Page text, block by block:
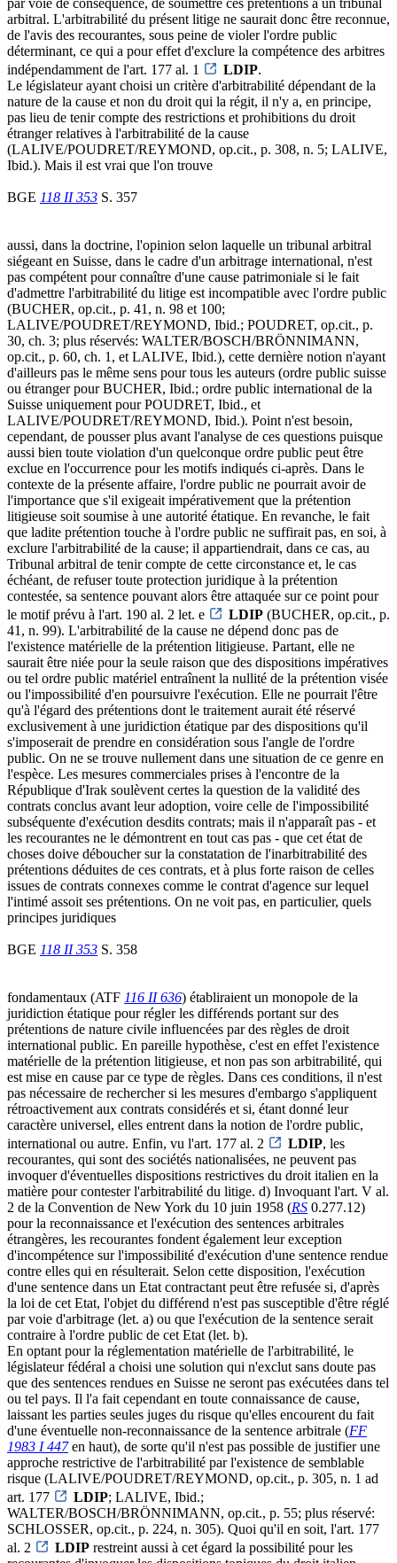
arbitral. L'arbitrabilité du présent litige ne saurait donc être reconnue,
de l'avis des recourantes, sous peine de violer l'ordre public
déterminant, ce qui a pour effet d'exclure la compétence des arbitres
indépendamment de l'art. 177 al. 1
LDIP.
Le législateur ayant choisi un critère d'arbitrabilité dépendant de la
nature de la cause et non du droit qui la régit, il n'y a, en principe,
pas lieu de tenir compte des restrictions et prohibitions du droit
étranger relatives à l'arbitrabilité de la cause
(LALIVE/POUDRET/REYMOND, op.cit., p. 308, n. 5; LALIVE,
Ibid.). Mais il est vrai que l'on trouve
BGE 118 II 353 S. 357
aussi, dans la doctrine, l'opinion selon laquelle un tribunal arbitral
siégeant en Suisse, dans le cadre d'un arbitrage international, n'est
pas compétent pour connaître d'une cause patrimoniale si le fait
d'admettre l'arbitrabilité du litige est incompatible avec l'ordre public
(BUCHER, op.cit., p. 41, n. 98 et 100;
LALIVE/POUDRET/REYMOND, Ibid.; POUDRET, op.cit., p.
30, ch. 3; plus réservés: WALTER/BOSCH/BRÖNNIMANN,
op.cit., p. 60, ch. 1, et LALIVE, Ibid.), cette dernière notion n'ayant
d'ailleurs pas le même sens pour tous les auteurs (ordre public suisse
ou étranger pour BUCHER, Ibid.; ordre public international de la
Suisse uniquement pour POUDRET, Ibid., et
LALIVE/POUDRET/REYMOND, Ibid.). Point n'est besoin,
cependant, de pousser plus avant l'analyse de ces questions puisque
aussi bien toute violation d'un quelconque ordre public peut être
exclue en l'occurrence pour les motifs indiqués ci-après. Dans le
contexte de la présente affaire, l'ordre public ne pourrait avoir de
l'importance que s'il exigeait impérativement que la prétention
litigieuse soit soumise à une autorité étatique. En revanche, le fait
que ladite prétention touche à l'ordre public ne suffirait pas, en soi, à
exclure l'arbitrabilité de la cause; il appartiendrait, dans ce cas, au
Tribunal arbitral de tenir compte de cette circonstance et, le cas
échéant, de refuser toute protection juridique à la prétention
contestée, sa sentence pouvant alors être attaquée sur ce point pour
le motif prévu à l'art. 190 al. 2 let. e
LDIP (BUCHER, op.cit., p.
41, n. 99). L'arbitrabilité de la cause ne dépend donc pas de
l'existence matérielle de la prétention litigieuse. Partant, elle ne
saurait être niée pour la seule raison que des dispositions impératives
ou tel ordre public matériel entraînent la nullité de la prétention visée
ou l'impossibilité d'en poursuivre l'exécution. Elle ne pourrait l'être
qu'à l'égard des prétentions dont le traitement aurait été réservé
exclusivement à une juridiction étatique par des dispositions qu'il
s'imposerait de prendre en considération sous l'angle de l'ordre
public. On ne se trouve nullement dans une situation de ce genre en
l'espèce. Les mesures commerciales prises à l'encontre de la
République d'Irak soulèvent certes la question de la validité des
contrats conclus avant leur adoption, voire celle de l'impossibilité
subséquente d'exécution desdits contrats; mais il n'apparaît pas - et
les recourantes ne le démontrent en tout cas pas - que cet état de
choses doive déboucher sur la constatation de l'inarbitrabilité des
prétentions déduites de ces contrats, et à plus forte raison de celles
issues de contrats connexes comme le contrat d'agence sur lequel
l'intimé assoit ses prétentions. On ne voit pas, en particulier, quels
principes juridiques
BGE 118 II 353 S. 358
fondamentaux (ATF 116 II 636) établiraient un monopole de la
juridiction étatique pour régler les différends portant sur des
prétentions de nature civile influencées par des règles de droit
international public. En pareille hypothèse, c'est en effet l'existence
matérielle de la prétention litigieuse, et non pas son arbitrabilité, qui
est mise en cause par ce type de règles. Dans ces conditions, il n'est
pas nécessaire de rechercher si les mesures d'embargo s'appliquent
rétroactivement aux contrats considérés et si, étant donné leur
caractère universel, elles entrent dans la notion de l'ordre public,
international ou autre. Enfin, vu l'art. 177 al. 2
LDIP, les
recourantes, qui sont des sociétés nationalisées, ne peuvent pas
invoquer d'éventuelles dispositions restrictives du droit italien en la
matière pour contester l'arbitrabilité du litige. d) Invoquant l'art. V al.
2 de la Convention de New York du 10 juin 1958 (RS 0.277.12)
pour la reconnaissance et l'exécution des sentences arbitrales
étrangères, les recourantes fondent également leur exception
d'incompétence sur l'impossibilité d'exécution d'une sentence rendue
contre elles qui en résulterait. Selon cette disposition, l'exécution
d'une sentence dans un Etat contractant peut être refusée si, d'après
la loi de cet Etat, l'objet du différend n'est pas susceptible d'être réglé
par voie d'arbitrage (let. a) ou que l'exécution de la sentence serait
contraire à l'ordre public de cet Etat (let. b).
En optant pour la réglementation matérielle de l'arbitrabilité, le
législateur fédéral a choisi une solution qui n'exclut sans doute pas
que des sentences rendues en Suisse ne seront pas exécutées dans tel
ou tel pays. Il l'a fait cependant en toute connaissance de cause,
laissant les parties seules juges du risque qu'elles encourent du fait
d'une éventuelle non-reconnaissance de la sentence arbitrale (FF
1983 I 447en haut), de sorte qu'il n'est pas possible de justifier une
approche restrictive de l'arbitrabilité par l'existence de semblable
risque (LALIVE/POUDRET/REYMOND, op.cit., p. 305, n. 1 ad
art. 177
LDIP; LALIVE, Ibid.;
WALTER/BOSCH/BRÖNNIMANN, op.cit., p. 55; plus réservé:
SCHLOSSER, op.cit., p. 224, n. 305). Quoi qu'il en soit, l'art. 177
al. 2
LDIP restreint aussi à cet égard la possibilité pour les